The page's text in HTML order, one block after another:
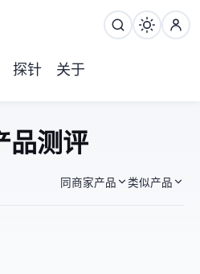
探针 关于
S2产品 测评
同商家产品 类似产品